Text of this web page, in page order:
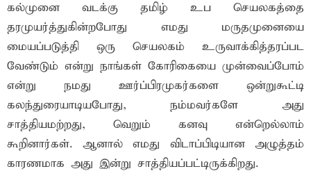
கல்முனை வடக்கு தமிழ் உப செயலகத்தை
தரமுயர்த்துகின்றபோது எமது மருதமுனையை
மையப்படுத்தி ஒரு செயலகம் உருவாக்கித்தரப்பட
வேண்டும் என்று நாங்கள் கோரிகையை முன்வைப்போம்
என்று நமது ஊர்ப்பிரமுகர்களை ஒன்றுகூட்டி
கலந்துரையாடியபோது, நம்மவர்களே அது
சாத்தியமற்றது, வெறும் கனவு என்றெல்லாம்
கூறினார்கள். ஆனால் எமது விடாப்பிடியான அழுத்தம்
காரணமாக அது இன்று சாத்தியப்பட்டிருக்கிறது.